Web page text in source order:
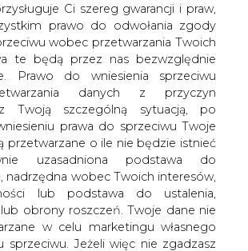
Ci szereg gwarancji i praw,
prawo do odwołania zgody
wobec przetwarzania Twoich
te będą przez nas bezwzględnie
Prawo do wniesienia sprzeciwu
danych z przyczyn
Twoją szczególną sytuacją, po
prawa do sprzeciwu Twoje
przetwarzane o ile nie będzie istnieć
uzasadniona podstawa do
nadrzędna wobec Twoich interesów,
lub podstawa do ustalenia,
obrony roszczeń. Twoje dane nie
w celu marketingu własnego
sprzeciwu. Jeżeli więc nie zgadzasz
dniach zapadną decyzje
zarządu Polskiej Grupy
&#8211; informuje
i czterech członków zarządu rada
ogłosiła 4 lutego. Według relacji
w nim 40 osób.„Rzeczpospolita”
z kandydatami odbyły się w tym
kilku dni rada nadzorcza ma podjąć
w sprawie obsady stanowisk.